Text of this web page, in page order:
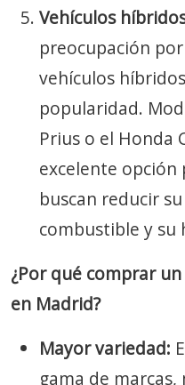
Vehículos
preocupación
vehículos
popularidad.
Prius o el Honda
excelente opción
buscan reducir
combustible y su
¿Por qué comprar
en Madrid?
Mayor variedad:
gama de